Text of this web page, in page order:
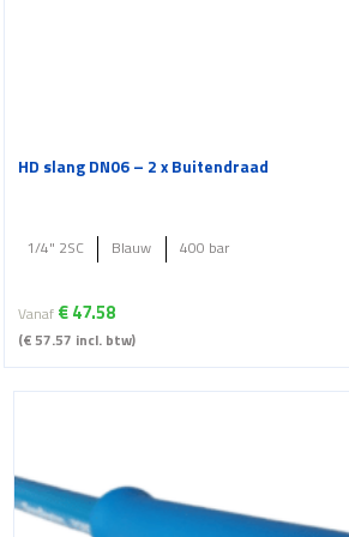
HD slang DN06 – 2 x Buitendraad
Vanaf €47.58
(€57.57 incl. btw)
1/4" 2SC Blauw 400 bar
Dit
product
variaties.
Deze
optie